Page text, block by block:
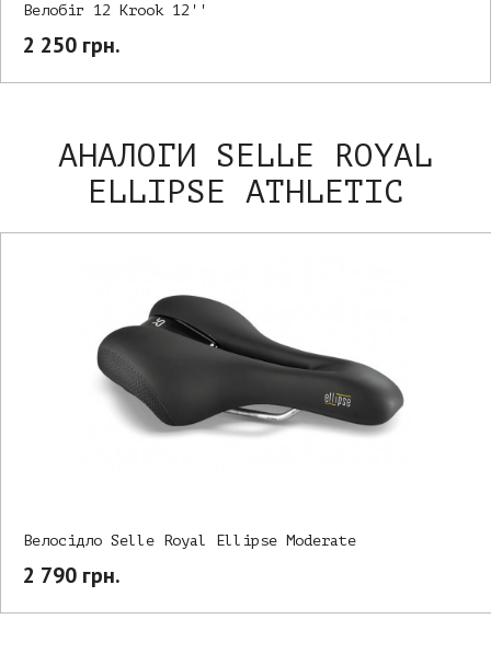
Велобіг 12 Krook 12''
2 250 грн.
АНАЛОГИ SELLE ROYAL
ELLIPSE ATHLETIC
Велосідло Selle Royal Ellipse Moderate
2 790 грн.